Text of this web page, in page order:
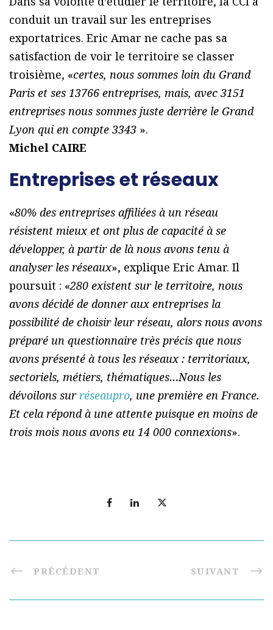
conduit un travail sur les entreprises
exportatrices. Eric Amar ne cache pas sa
satisfaction de voir le territoire se classer
troisième, «certes, nous sommes loin du Grand
Paris et ses 13766 entreprises, mais, avec 3151
entreprises nous sommes juste derrière le Grand
Lyon qui en compte 3343 ».
Michel CAIRE
Entreprises et réseaux
«80% des entreprises affiliées à un réseau
résistent mieux et ont plus de capacité à se
développer, à partir de là nous avons tenu à
analyser les réseaux», explique Eric Amar. Il
poursuit : «280 existent sur le territoire, nous
avons décidé de donner aux entreprises la
possibilité de choisir leur réseau, alors nous avons
préparé un questionnaire très précis que nous
avons présenté à tous les réseaux : territoriaux,
sectoriels, métiers, thématiques…Nous les
dévoilons sur réseaupro, une première en France.
Et cela répond à une attente puisque en moins de
trois mois nous avons eu 14 000 connexions».
PRÉCÉDENT SUIVANT